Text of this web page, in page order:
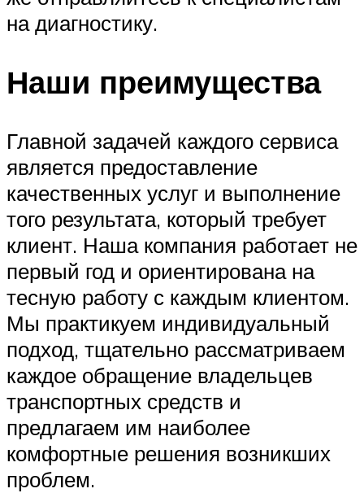
на диагностику.
Наши преимущества
Главной задачей каждого сервиса
является предоставление
качественных услуг и выполнение
того результата, который требует
клиент. Наша компания работает не
первый год и ориентирована на
тесную работу с каждым клиентом.
Мы практикуем индивидуальный
подход, тщательно рассматриваем
каждое обращение владельцев
транспортных средств и
предлагаем им наиболее
комфортные решения возникших
проблем.